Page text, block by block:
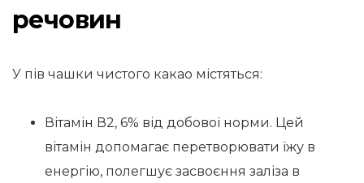
речовин
У пів чашки чистого какао містяться:
Вітамін В2, 6% від добової норми. Цей
вітамін допомагає перетворювати їжу в
енергію, полегшує засвоєння заліза в